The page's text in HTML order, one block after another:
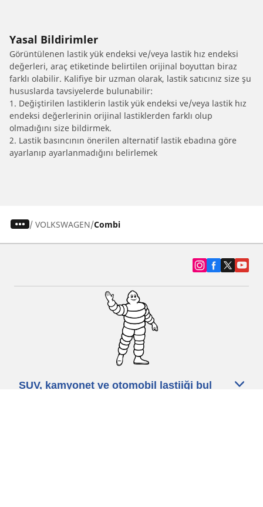
Yasal Bildirimler
Görüntülenen lastik yük endeksi ve/veya lastik hız endeksi
değerleri, araç etiketinde belirtilen orijinal boyuttan biraz
farklı olabilir. Kalifiye bir uzman olarak, lastik satıcınız size şu
hususlarda tavsiyelerde bulunabilir:
1. Değiştirilen lastiklerin lastik yük endeksi ve/veya lastik hız
endeksi değerlerinin orijinal lastiklerden farklı olup
olmadığını size bildirmek.
2. Lastik basıncının önerilen alternatif lastik ebadına göre
ayarlanıp ayarlanmadığını belirlemek
/ VOLKSWAGEN Combi
SUV, kamyonet ve otomobil lastiiği bul